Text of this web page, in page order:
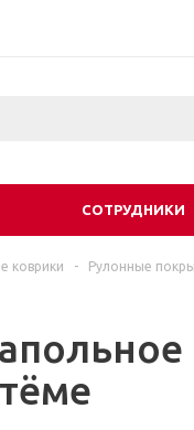
СОТРУДНИКИ
коврики - Рулонные